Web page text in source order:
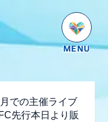
での主催ライブ
先行本日より販